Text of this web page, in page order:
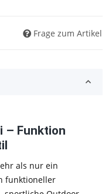
Frage zum Artikel
– Funktion
als nur ein
funktioneller